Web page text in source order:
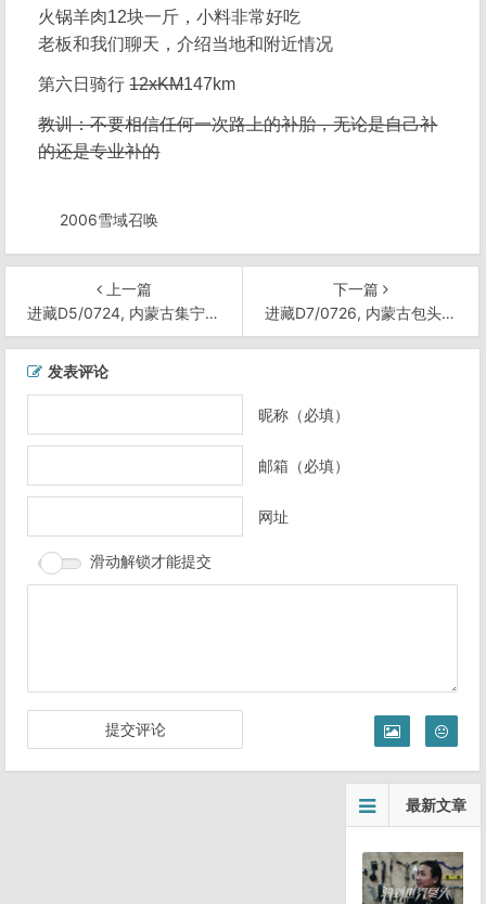
火锅羊肉12块一斤，小料非常好吃
老板和我们聊天，介绍当地和附近情况
第六日骑行12xKM147km
教训：不要相信任何一次路上的补胎，无论是自己补
的还是专业补的
2006雪域召唤
上一篇
进藏D5/0724, 内蒙古集宁——呼和浩特
下一篇
进藏D7/0726, 内蒙古包头东河区外休息
发表评论
昵称（必填）
邮箱（必填）
网址
滑动解锁才能提交
最新文章